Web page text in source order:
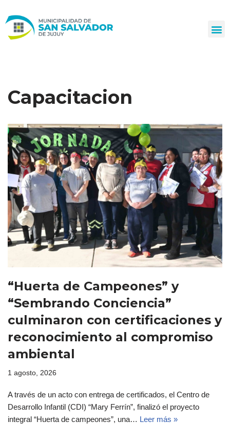
al
Capacitacion
“Huerta de Campeones” y
“Sembrando Conciencia”
culminaron con certificaciones y
reconocimiento al compromiso
ambiental
1 agosto, 2026
A través de un acto con entrega de certificados, el Centro de
Desarrollo Infantil (CDI) “Mary Ferrín”, finalizó el proyecto
integral “Huerta de campeones”, una… Leer más »